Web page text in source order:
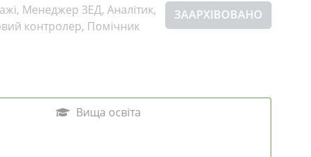
Менеджер ЗЕД, Аналітик,
контролер, Помічник
ЗААРХІВОВАНО
Вища освіта